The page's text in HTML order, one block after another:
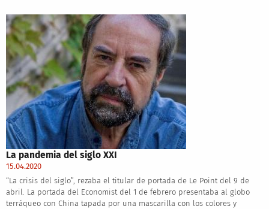
La pandemia del siglo XXI
15.04.2020
“La crisis del siglo”, rezaba el titular de portada de Le Point del 9 de
abril. La portada del Economist del 1 de febrero presentaba al globo
terráqueo con China tapada por una mascarilla con los colores y